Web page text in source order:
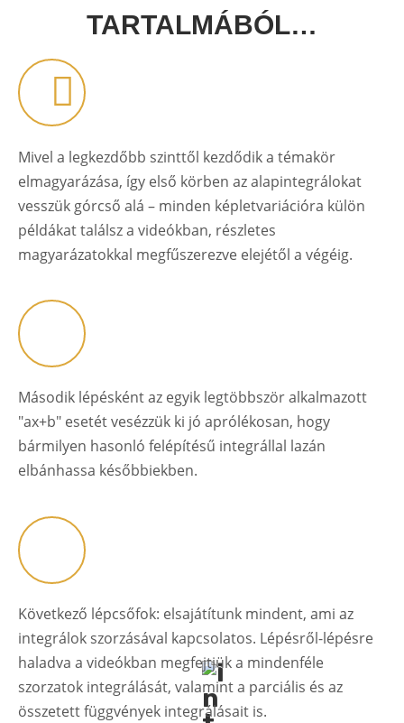
TARTALMÁBÓL…
Mivel a legkezdőbb szinttől kezdődik a témakör
elmagyarázása, így első körben az alapintegrálokat
vesszük górcső alá – minden képletvariációra külön
példákat találsz a videókban, részletes
magyarázatokkal megfűszerezve elejétől a végéig.
Második lépésként az egyik legtöbbször alkalmazott
"ax+b" esetét vesézzük ki jó aprólékosan, hogy
bármilyen hasonló felépítésű integrállal lazán
elbánhassa későbbiekben.
Következő lépcsőfok: elsajátítunk mindent, ami az
integrálok szorzásával kapcsolatos. Lépésről-lépésre
haladva a videókban megfejtjük a mindenféle
szorzatok integrálását, valamint a parciális és az
összetett függvények integrálásait is.